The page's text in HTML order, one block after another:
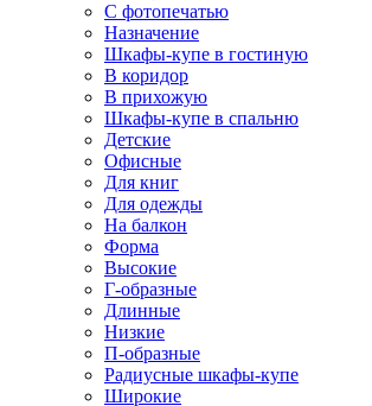
С фотопечатью
Назначение
Шкафы-купе в гостиную
В коридор
В прихожую
Шкафы-купе в спальню
Детские
Офисные
Для книг
Для одежды
На балкон
Форма
Высокие
Г-образные
Длинные
Низкие
П-образные
Радиусные шкафы-купе
Широкие